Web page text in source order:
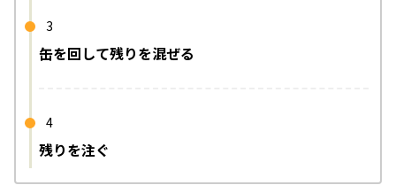
3
缶を回して残りを混ぜる
4
残りを注ぐ